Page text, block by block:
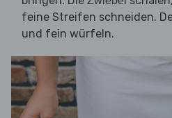
feine Streifen schneiden.
und fein würfeln.